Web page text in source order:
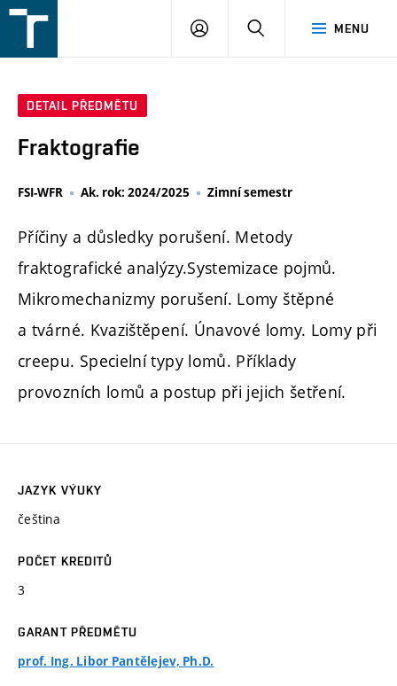
v
MENU
PŘIHLÁŠENÍ
DETAIL PŘEDMĚTU
Fraktografie
FSI-WFR Ak. rok: 2024/2025 Zimní semestr
Příčiny a důsledky porušení. Metody
fraktografické analýzy.Systemizace pojmů.
Mikromechanizmy porušení. Lomy štěpné
a tvárné. Kvazištěpení. Únavové lomy. Lomy při
creepu. Specielní typy lomů. Příklady
provozních lomů a postup při jejich šetření.
JAZYK VÝUKY
čeština
POČET KREDITŮ
3
GARANT PŘEDMĚTU
prof. Ing. Libor Pantělejev, Ph.D.